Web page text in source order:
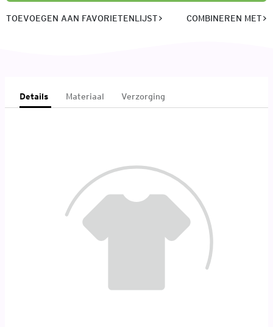
TOEVOEGEN AAN FAVORIETENLIJST COMBINEREN MET
Details Materiaal Verzorging